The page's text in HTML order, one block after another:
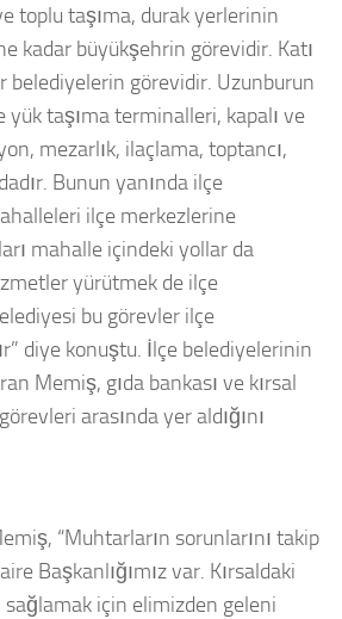
toplu taşıma, durak yerlerinin
kadar büyükşehrin görevidir. Katı
belediyelerin görevidir. Uzunburun
yük taşıma terminalleri, kapalı ve
mezarlık, ilaçlama, toptancı,
Bunun yanında ilçe
ilçe merkezlerine
mahalle içindeki yollar da
yürütmek de ilçe
bu görevler ilçe
diye konuştu. İlçe belediyelerinin
Memiş, gıda bankası ve kırsal
arasında yer aldığını
“Muhtarların sorunlarını takip
Başkanlığımız var. Kırsaldaki
sağlamak için elimizden geleni